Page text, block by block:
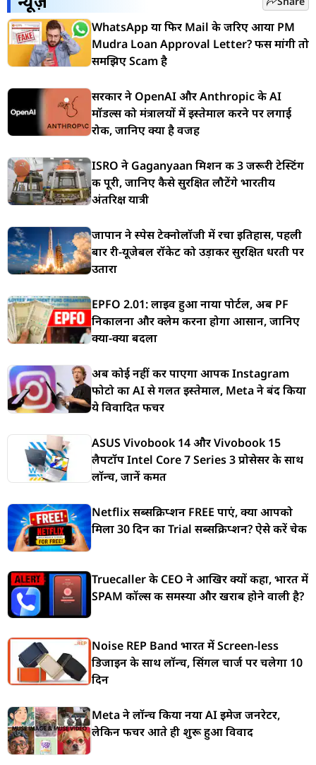
WhatsApp या फिर Mail के जरिए आया PM
Mudra Loan Approval Letter? फीस मांगी तो
समझिए Scam है
सरकार ने OpenAI और Anthropic के AI
मॉडल्स को मंत्रालयों में इस्तेमाल करने पर लगाई
रोक, जानिए क्या है वजह
ISRO ने Gaganyaan मिशन की 3 जरूरी टेस्टिंग
की पूरी, जानिए कैसे सुरक्षित लौटेंगे भारतीय
अंतरिक्ष यात्री
जापान ने स्पेस टेक्नोलॉजी में रचा इतिहास, पहली
बार री-यूजेबल रॉकेट को उड़ाकर सुरक्षित धरती पर
उतारा
EPFO 2.01: लाइव हुआ नाया पोर्टल, अब PF
निकालना और क्लेम करना होगा आसान, जानिए
क्या-क्या बदला
अब कोई नहीं कर पाएगा आपकी Instagram
फोटो का AI से गलत इस्तेमाल, Meta ने बंद किया
ये विवादित फीचर
ASUS Vivobook 14 और Vivobook 15
लैपटॉप Intel Core 7 Series 3 प्रोसेसर के साथ
लॉन्च, जानें कीमत
Netflix सब्सक्रिप्शन FREE पाएं, क्या आपको
मिला 30 दिन का Trial सब्सक्रिप्शन? ऐसे करें चेक
Truecaller के CEO ने आखिर क्यों कहा, भारत में
SPAM कॉल्स की समस्या और खराब होने वाली है?
Noise REP Band भारत में Screen-less
डिजाइन के साथ लॉन्च, सिंगल चार्ज पर चलेगा 10
दिन
Meta ने लॉन्च किया नया AI इमेज जनरेटर,
लेकिन फीचर आते ही शुरू हुआ विवाद